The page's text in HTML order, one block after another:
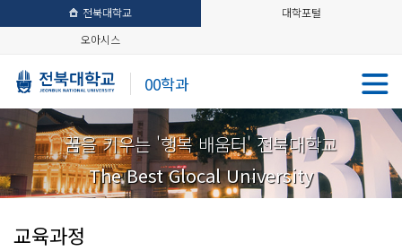
전북대학교
대학포털
오아시스
00학과
꿈을 키우는 '행복 배움터' 전북대학교
The Best Glocal University
교육과정